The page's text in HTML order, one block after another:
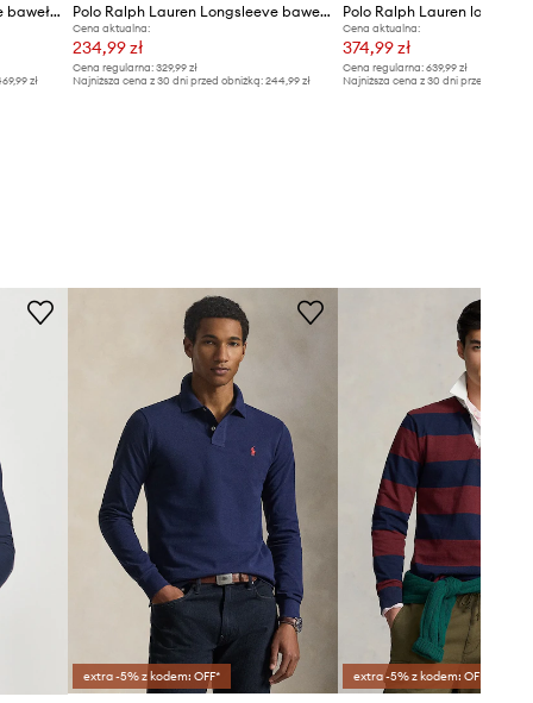
Polo Ralph Lauren longsleeve bawełniany
zł
Polo Ralph Lauren Longsleeve bawełniany 714844760001
Cena aktualna:
234,99 zł
Cena regularna:329,99 zł
Najniższa cena z 30 dni przed obniżką:244,99 zł
Cena aktualna:
374,99 zł
Cena regularna: 639,99 zł
Najniższa cena z 30 dni przed obniżką:
extra -5% z kodem: OFF* extra -5% z kodem: OFF*